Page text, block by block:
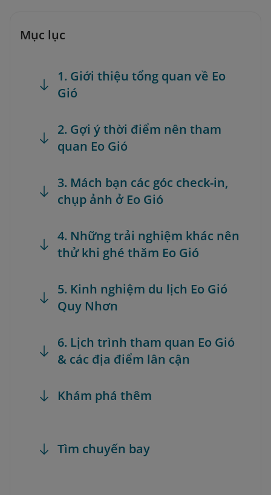
Mục lục
1. Giới thiệu tổng quan về Eo
Gió
2. Gợi ý thời điểm nên tham
quan Eo Gió
3. Mách bạn các góc check-in,
chụp ảnh ở Eo Gió
4. Những trải nghiệm khác nên
thử khi ghé thăm Eo Gió
5. Kinh nghiệm du lịch Eo Gió
Quy Nhơn
6. Lịch trình tham quan Eo Gió
& các địa điểm lân cận
Khám phá thêm
Tìm chuyến bay